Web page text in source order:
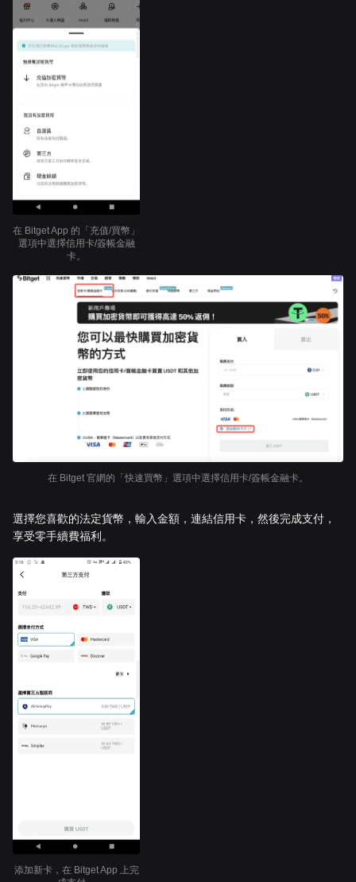
在 Bitget App 的「充值/買幣」
選項中選擇信用卡/簽帳金融
卡。
在 Bitget 官網的「快速買幣」選項中選擇信用卡/簽帳金融卡。
選擇您喜歡的法定貨幣，輸入金額，連結信用卡，然後完成支付，
享受零手續費福利。
添加新卡，在 Bitget App 上完